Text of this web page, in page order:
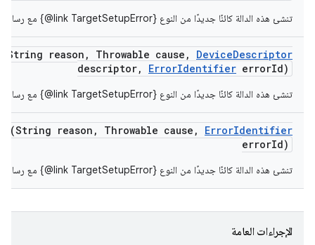
تنشئ هذه الدالة كائنًا جديدًا من النوع ‎{@link TargetSetupError} مع رسالة خطأ ذات معنى وسبب.
(String reason , Throwable cause , DeviceDescriptor
descriptor, ErrorIdentifier errorId)
تنشئ هذه الدالة كائنًا جديدًا من النوع ‎{@link TargetSetupError} مع رسالة خطأ ذات معنى وسبب.
(String reason , Throwable cause , ErrorIdentifier
errorId)
تنشئ هذه الدالة كائنًا جديدًا من النوع ‎{@link TargetSetupError} مع رسالة خطأ ذات معنى وسبب.
الإجراءات العامة